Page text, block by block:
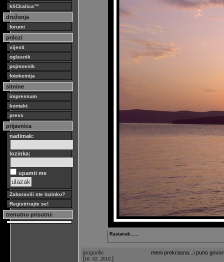
kliCkalica™
druženja
forumi
prilozi
vijesti
oglasnik
pojmovnik
fotokemija
sitnine
impressum
kontakt
press
prijavnica
nadimak:
lozinka:
upamti me
Zaboravili ste lozinku?
Registrirajte se!
trenutno prisutni:
Rastanak......
jpogorilic
[16. 02. 2010. ]
meni prekrasna...i puno